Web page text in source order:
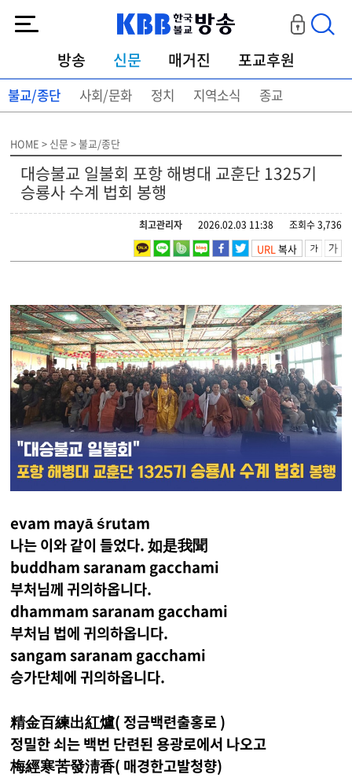
방송 신문 매거진 포교후원
불교/종단 사회/문화 정치 지역소식 종교
HOME > 신문 > 불교/종단
대승불교 일불회 포항 해병대 교훈단 1325기
승룡사 수계 법회 봉행
조회수 3,736
2026.02.03 11:38
최고관리자
URL복사
evam mayā śrutam
나는 이와 같이 들었다. 如是我聞
buddham saranam gacchami
부처님께 귀의하옵니다.
dhammam saranam gacchami
부처님 법에 귀의하옵니다.
sangam saranam gacchami
승가단체에 귀의하옵니다.
精金百練出紅爐( 정금백련출홍로 )
정밀한 쇠는 백번 단련된 용광로에서 나오고
梅經寒苦發淸香( 매경한고발청향)